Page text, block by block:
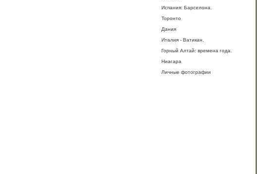
Испания: Барселона.
Торонто
Дания
Италия - Ватикан.
Горный Алтай: времена года.
Ниагара
Личные фотографии